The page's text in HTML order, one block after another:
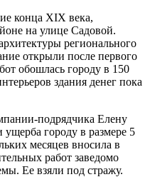
конца XIX века,
на улице Садовой.
регионального
открыли после первого
обошлась городу в 150
здания денег пока
подрядчика Елену
городу в размере 5
месяцев вносила в
работ заведомо
Ее взяли под стражу.